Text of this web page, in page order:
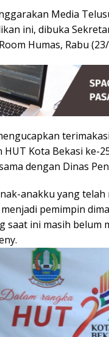
Media
ini, dibuka
Humas, Rabu
Kota Bekasi ke-
dengan Dinas
anakku yang
pemimpin
saat ini masih belum